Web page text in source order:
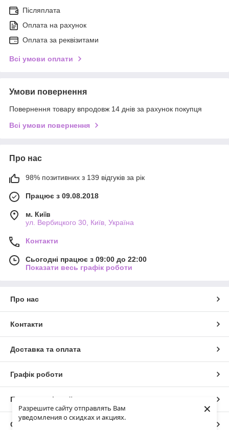
Разрешите сайту отправлять Вам
уведомления о скидках и акциях.
×
Післяплата
Оплата на рахунок
Оплата за реквізитами
Всі умови оплати
Умови повернення
Повернення товару впродовж 14 днів за рахунок покупця
Всі умови повернення
Про нас
98% позитивних з 139 відгуків за рік
Працює з 09.08.2018
м. Київ
ул. Вербицкого 30, Київ, Україна
Контакти
Сьогодні працює з 09:00 до 22:00
Показати весь графік роботи
Про нас
Контакти
Доставка та оплата
Графік роботи
Повна версія сайту
Сайт створено на маркетплейсі